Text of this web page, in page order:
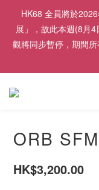
HK68 全員將於
展」，故此本週(8月
觀將同步暫停，期間
ORB
HK$3,200.00